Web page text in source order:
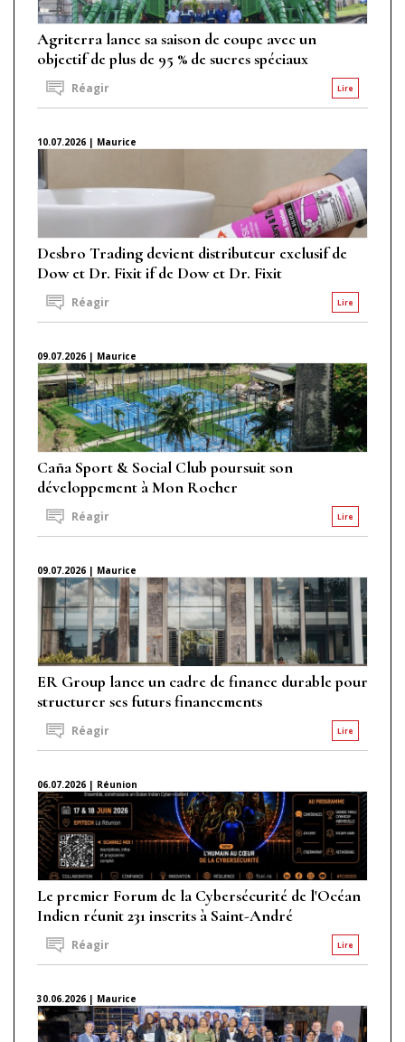
Agriterra lance sa saison de coupe avec un
objectif de plus de 95 % de sucres spéciaux
Lire
Réagir
10.07.2026 | Maurice
Desbro Trading devient distributeur exclusif de
Dow et Dr. Fixit if de Dow et Dr. Fixit
Lire
Réagir
09.07.2026 | Maurice
Caña Sport & Social Club poursuit son
développement à Mon Rocher
Lire
Réagir
09.07.2026 | Maurice
ER Group lance un cadre de finance durable pour
structurer ses futurs financements
Lire
Réagir
06.07.2026 | Réunion
Le premier Forum de la Cybersécurité de l'Océan
Indien réunit 231 inscrits à Saint-André
Lire
Réagir
30.06.2026 | Maurice